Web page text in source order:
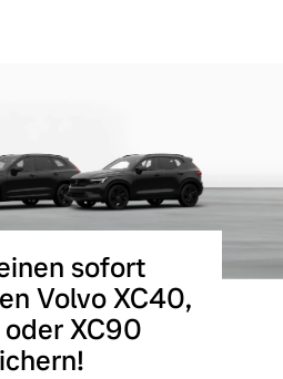
sofort
Volvo XC40,
XC90